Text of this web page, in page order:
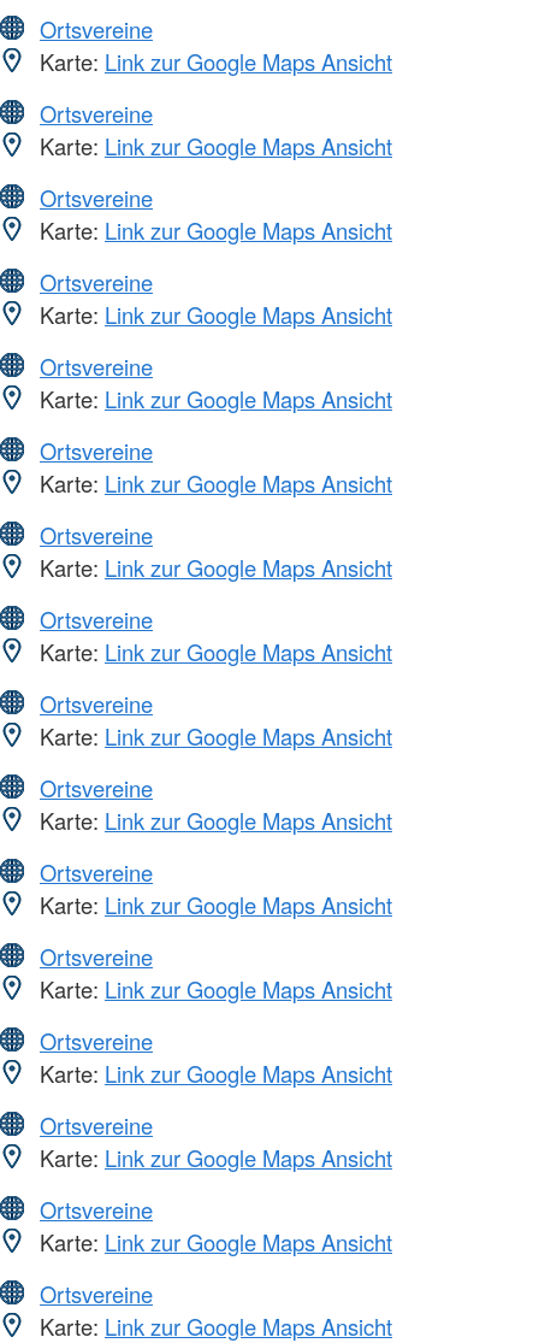
Ortsvereine
Karte: Link zur Google Maps Ansicht
Ortsvereine
Karte: Link zur Google Maps Ansicht
Ortsvereine
Karte: Link zur Google Maps Ansicht
Ortsvereine
Karte: Link zur Google Maps Ansicht
Ortsvereine
Karte: Link zur Google Maps Ansicht
Ortsvereine
Karte: Link zur Google Maps Ansicht
Ortsvereine
Karte: Link zur Google Maps Ansicht
Ortsvereine
Karte: Link zur Google Maps Ansicht
Ortsvereine
Karte: Link zur Google Maps Ansicht
Ortsvereine
Karte: Link zur Google Maps Ansicht
Ortsvereine
Karte: Link zur Google Maps Ansicht
Ortsvereine
Karte: Link zur Google Maps Ansicht
Ortsvereine
Karte: Link zur Google Maps Ansicht
Ortsvereine
Karte: Link zur Google Maps Ansicht
Ortsvereine
Karte: Link zur Google Maps Ansicht
Ortsvereine
Karte: Link zur Google Maps Ansicht